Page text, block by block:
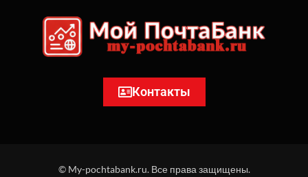
Контакты
© My-pochtabank.ru. Все права защищены.